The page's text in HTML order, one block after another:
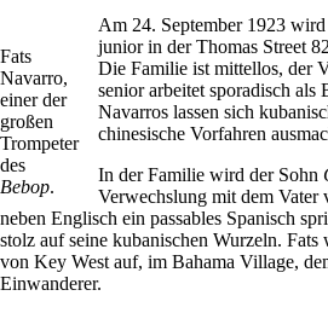
Fats
Navarro,
einer der
großen
Trompeter
des
Bebop.
Am 24. September 1923
junior in der Thomas Street
Die Familie ist mittellos, der
senior arbeitet sporadisch als
Navarros lassen sich
chinesische Vorfahren
In der Familie wird der Sohn
Verwechslung mit dem Vater
neben Englisch ein passables Spanisch
stolz auf seine kubanischen Wurzeln. Fats
von Key West auf, im Bahama Village,
Einwanderer.